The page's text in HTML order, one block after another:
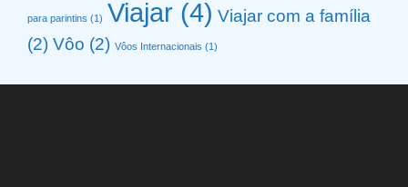
para parintins (1) Viajar (4) Viajar com a família
(2) Vôo (2) Vôos Internacionais (1)